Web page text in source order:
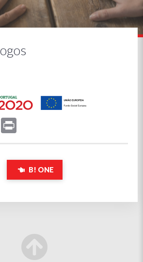
Email
B! ONE